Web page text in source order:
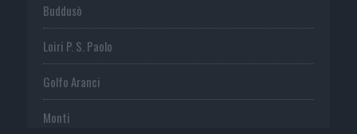
Buddusò
Loiri P. S. Paolo
Golfo Aranci
Monti